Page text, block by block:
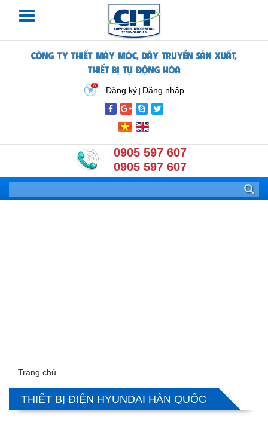
CÔNG TY THIẾT MÁY MÓC, DÂY TRUYỀN SẢN XUẤT,
THIẾT BỊ TỰ ĐỘNG HÓA
0 Đăng ký| Đăng nhập
0905 597 607
0905 597 607
Trang chủ
THIẾT BỊ ĐIỆN HYUNDAI HÀN QUỐC